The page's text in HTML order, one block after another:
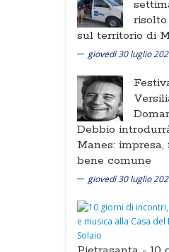
sul territorio di
giovedì 30 luglio
Debbio
Manes:
bene comune
giovedì 30 luglio